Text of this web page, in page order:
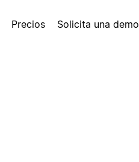
Precios Solicita una demo